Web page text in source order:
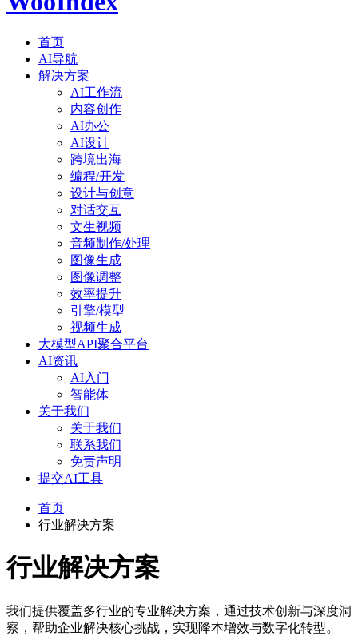
首页
AI导航
解决方案
AI工作流
内容创作
AI办公
AI设计
跨境出海
编程/开发
设计与创意
对话交互
文生视频
音频制作/处理
图像生成
图像调整
效率提升
引擎/模型
视频生成
大模型API聚合平台
AI资讯
AI入门
智能体
关于我们
关于我们
联系我们
免责声明
提交AI工具
首页
行业解决方案
行业解决方案
我们提供覆盖多行业的专业解决方案，通过技术创新与深度洞
察，帮助企业解决核心挑战，实现降本增效与数字化转型。